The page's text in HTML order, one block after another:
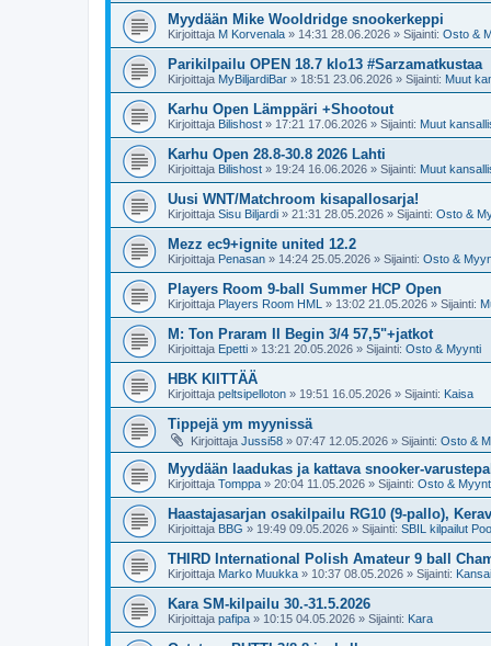
Myydään Mike Wooldridge snookerkeppi
Kirjoittaja M Korvenala » 14:31 28.06.2026 » Sijainti: Osto &
Parikilpailu OPEN 18.7 klo13 #Sarzamatkustaa
Kirjoittaja MyBiljardiBar » 18:51 23.06.2026 » Sijainti: Muut
Karhu Open Lämppäri +Shootout
Kirjoittaja Bilishost » 17:21 17.06.2026 » Sijainti: Muut
Karhu Open 28.8-30.8 2026 Lahti
Kirjoittaja Bilishost » 19:24 16.06.2026 » Sijainti: Muut
Uusi WNT/Matchroom kisapallosarja!
Kirjoittaja Sisu Biljardi » 21:31 28.05.2026 » Sijainti: Osto &
Mezz ec9+ignite united 12.2
Kirjoittaja Penasan » 14:24 25.05.2026 » Sijainti: Osto &
Players Room 9-ball Summer HCP Open
Kirjoittaja Players Room HML » 13:02 21.05.2026 » Sijainti:
M: Ton Praram II Begin 3/4 57,5"+jatkot
Kirjoittaja Epetti » 13:21 20.05.2026 » Sijainti: Osto & Myynti
HBK KIITTÄÄ
Kirjoittaja peltsipelloton » 19:51 16.05.2026 » Sijainti: Kaisa
Tippejä ym myynissä
Kirjoittaja Jussi58 » 07:47 12.05.2026 » Sijainti: Osto &
Myydään laadukas ja kattava snooker-
Kirjoittaja Tomppa » 20:04 11.05.2026 » Sijainti: Osto &
Haastajasarjan osakilpailu RG10 (9-pallo),
Kirjoittaja BBG » 19:49 09.05.2026 » Sijainti: SBIL kilpailut
THIRD International Polish Amateur 9 ball
Kirjoittaja Marko Muukka » 10:37 08.05.2026 » Sijainti:
Kara SM-kilpailu 30.-31.5.2026
Kirjoittaja pafipa » 10:15 04.05.2026 » Sijainti: Kara